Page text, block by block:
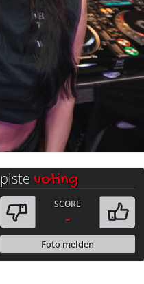
pistevoting
SCORE
-
Foto melden